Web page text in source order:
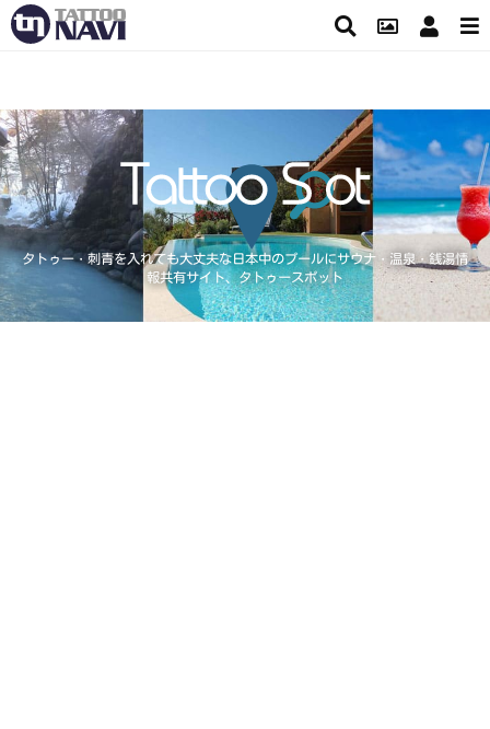
タトゥー・刺青を入れても大丈夫な日本中のプールにサウナ・温泉・銭湯情
報共有サイト、タトゥースポット